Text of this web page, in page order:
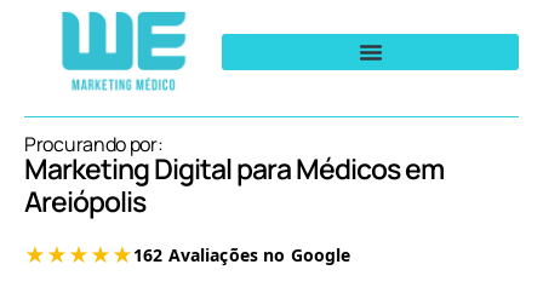
Procurando por:
Marketing Digital para Médicos em
Areiópolis